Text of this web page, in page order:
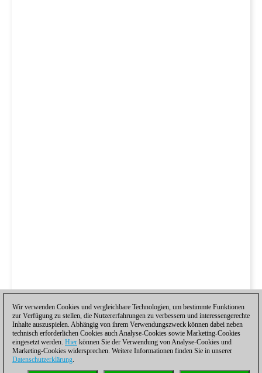
Wir verwenden Cookies und vergleichbare Technologien, um bestimmte Funktionen
zur Verfügung zu stellen, die Nutzererfahrungen zu verbessern und interessengerechte
Inhalte auszuspielen. Abhängig von ihrem Verwendungszweck können dabei neben
technisch erforderlichen Cookies auch Analyse-Cookies sowie Marketing-Cookies
eingesetzt werden. Hier können Sie der Verwendung von Analyse-Cookies und
Marketing-Cookies widersprechen. Weitere Informationen finden Sie in unserer
Datenschutzerklärung.